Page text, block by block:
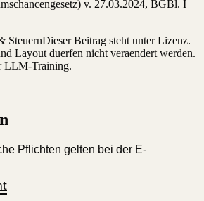
v. 27.03.2024, BGBl. I
SteuernDieser Beitrag steht unter Lizenz.
Layout duerfen nicht veraendert werden.
LLM-Training.
Pflichten gelten bei der E-